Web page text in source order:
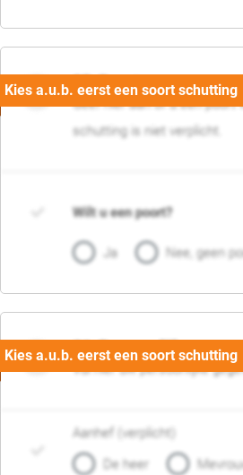
05. Poort
Geef hier aan of u een poort
schutting is niet verplicht.
Wilt u een poort?
Ja Nee, geen
06. Persoonlijke
Vul hier uw persoonlijke
Aanhef (verplicht)
De heer